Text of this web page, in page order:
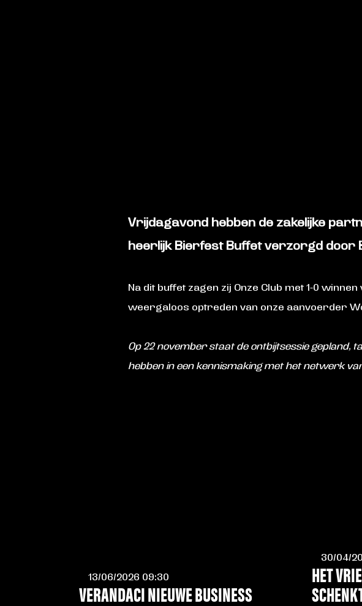
Vrijdagavond hebben de zakelijke
heerlijk Bierfest Buffet verzorgd door
Na dit buffet zagen zij Onze Club met 1-0
weergaloos optreden van onze aanvoerder
Op 22 november staat de ontbijtsessie gepland,
hebben in een kennismaking met het netwerk
13/06/2026 09:30
VERANDACI NIEUWE BUSINESS
30/04/
HET